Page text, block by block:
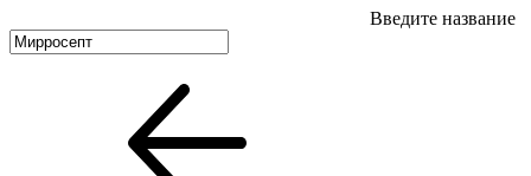
Введите название